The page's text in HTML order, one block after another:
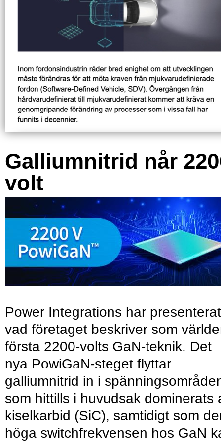
Galliumnitrid når
volt
Power Integrations har presenterat
vad företaget beskriver som
första 2200-volts GaN-teknik. Det
nya PowiGaN-steget flyttar
galliumnitrid in i
som hittills i huvudsak dominerats
kiselkarbid (SiC), samtidigt som
höga switchfrekvensen hos GaN